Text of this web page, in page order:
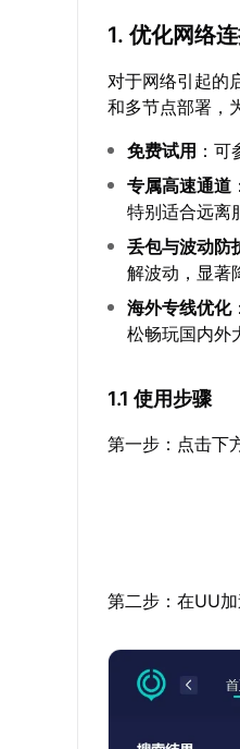
1. 优化网络
对于网络引起的
和多节点部署，
免费试用 ：
专属高速通道
特别适合远离
丢包与波动防
解波动，显著
海外专线优化
松畅玩国内外
1.1 使用步骤
第一步：点击下
第二步：在UU